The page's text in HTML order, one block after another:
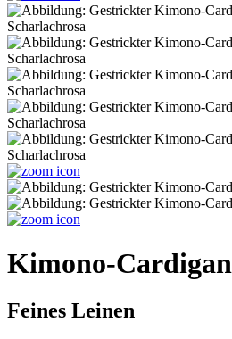
Kimono-Cardigan
Feines Leinen